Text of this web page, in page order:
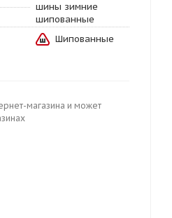
шины зимние
шипованные
Шипованные
магазина и может